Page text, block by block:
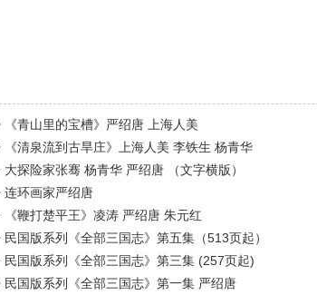
《青山里的宝槽》严绍唐 上海人美
《清泉流到古旱庄》上海人美 李铁生 杨青华
大探险家张骞 杨青华 严绍唐 （文字横版）
连环画家严绍唐
《鞭打楚平王》凌涛 严绍唐 朱元红
民国版系列《全部三国志》第五集（513页起）
民国版系列《全部三国志》第三集 (257页起)
民国版系列《全部三国志》第一集 严绍唐